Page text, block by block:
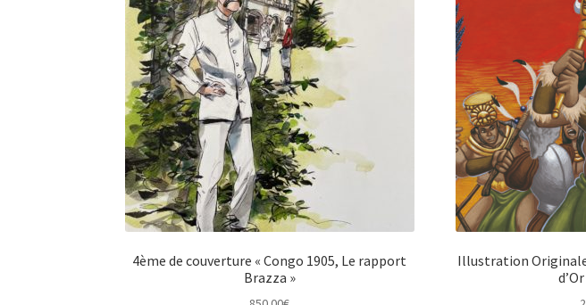
4ème de couverture « Congo 1905, Le rapport
Brazza »
Illustration Originale